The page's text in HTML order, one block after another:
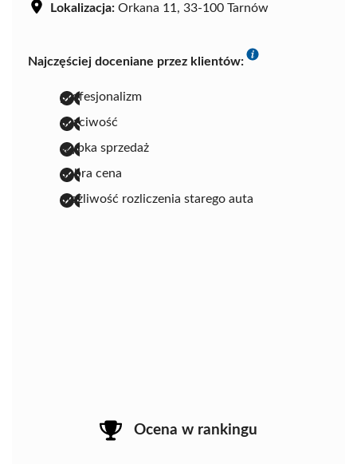
Lokalizacja: Orkana 11, 33-100 Tarnów
Najczęściej doceniane przez klientów:
profesjonalizm
uczciwość
szybka sprzedaż
dobra cena
możliwość rozliczenia starego auta
Ocena w rankingu